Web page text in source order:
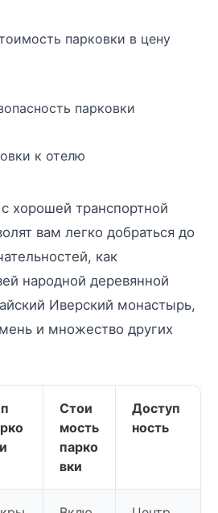
парковки в цену
парковки
к отелю
хорошей транспортной
вам легко добраться до
как
народной деревянной
Иверский монастырь,
и множество других
Стои
мость
парко
вки
Доступ
ность